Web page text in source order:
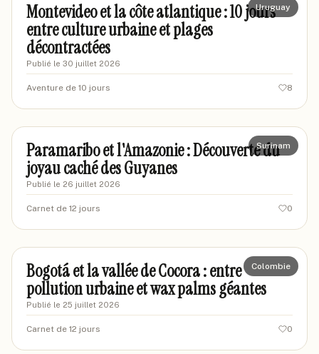
Uruguay
Montevideo et la côte atlantique : 10 jours
entre culture urbaine et plages
décontractées
Publié le 30 juillet 2026
Aventure de 10 jours 8
marcbourgogne
Surinam
Paramaribo et l'Amazonie : Découverte du
joyau caché des Guyanes
Publié le 26 juillet 2026
Carnet de 12 jours 0
marionvoyages-85
Colombie
Bogotá et la vallée de Cocora : entre
pollution urbaine et wax palms géantes
Publié le 25 juillet 2026
Carnet de 12 jours 0
mariavoyageur